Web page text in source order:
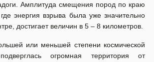
Амплитуда смещения пород по краю
энергия взрыва была уже значительно
достигает величин в 5 – 8 километров.
или меньшей степени космической
огромная территория от